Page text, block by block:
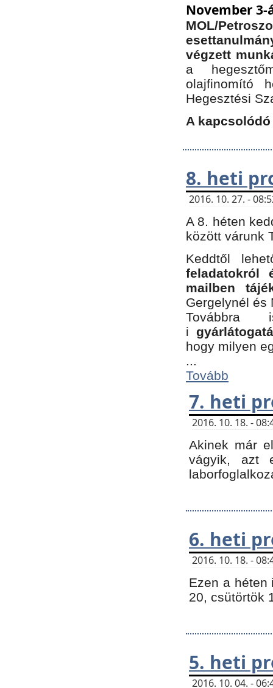
November
MOL/
végzett
a
olajfinomító
Hegesztési
A
8. heti
2016. 10. 27. -
A 8. héten
között várunk
Keddtől
feladatokról
mailben
Gergelynél és
Továbbra
i
hogy milyen
...
Tovább
7. heti
2016. 10. 18. -
Akinek már
vágyik, azt
6. heti
2016. 10. 18. -
Ezen a héten
20, csütörtök
5. heti
2016. 10. 04. -